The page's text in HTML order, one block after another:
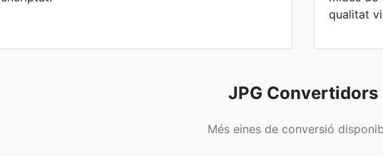
qualitat
JPG Convertidors
Més eines de conversió